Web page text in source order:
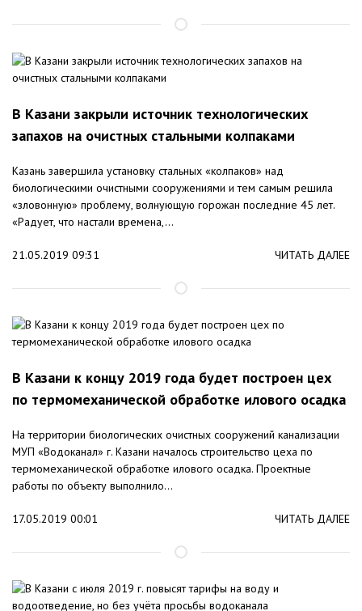
В Казани закрыли источник технологических
запахов на очистных стальными колпаками
Казань завершила установку стальных «колпаков» над
биологическими очистными сооружениями и тем самым решила
«зловонную» проблему, волнующую горожан последние 45 лет.
«Радует, что настали времена,...
21.05.2019 09:31 ЧИТАТЬ ДАЛЕЕ
В Казани к концу 2019 года будет построен цех
по термомеханической обработке илового осадка
На территории биологических очистных сооружений канализации
МУП «Водоканал» г. Казани началось строительство цеха по
термомеханической обработке илового осадка. Проектные
работы по объекту выполнило...
17.05.2019 00:01 ЧИТАТЬ ДАЛЕЕ